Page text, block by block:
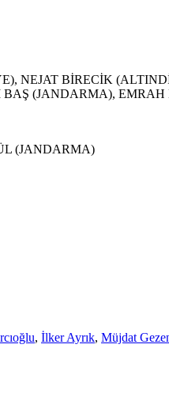
NEJAT BİRECİK
(JANDARMA),
(JANDARMA)
, İlker Ayrık, Müjdat